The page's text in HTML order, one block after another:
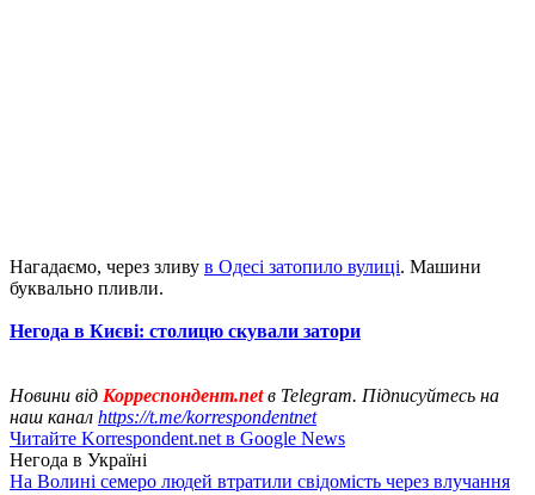
Нагадаємо, через зливу в Одесі затопило вулиці. Машини
буквально пливли.
Негода в Києві: столицю скували затори
Новини від Корреспондент.netв Telegram. Підписуйтесь на
наш канал https://t.me/korrespondentnet
Читайте Korrespondent.net в Google News
Негода в Україні
На Волині семеро людей втратили свідомість через влучання